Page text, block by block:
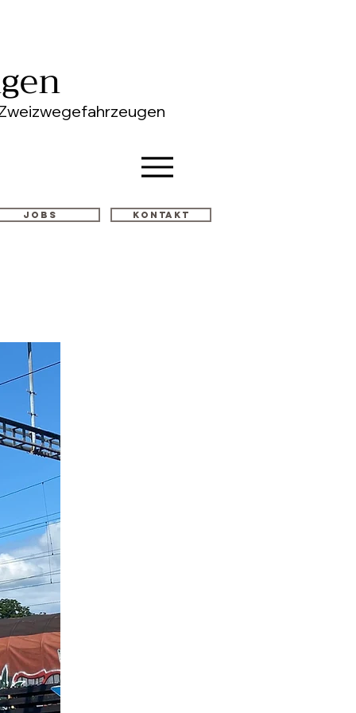
Jobs Kontakt